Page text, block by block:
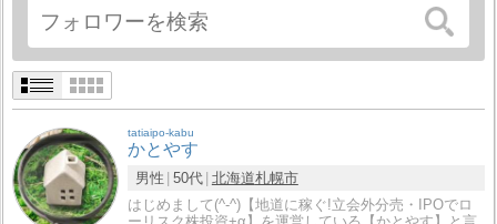
tatiaipo-kabu
かとやす
男性 50代 北海道札幌市
はじめまして(^-^)【地道に稼ぐ!立会外分売・IPOでロ